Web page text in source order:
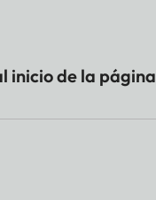
inicio de la página